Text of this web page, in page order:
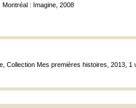
, Montréal : Imagine, 2008
Collection Mes premières histoires, 2013, 1